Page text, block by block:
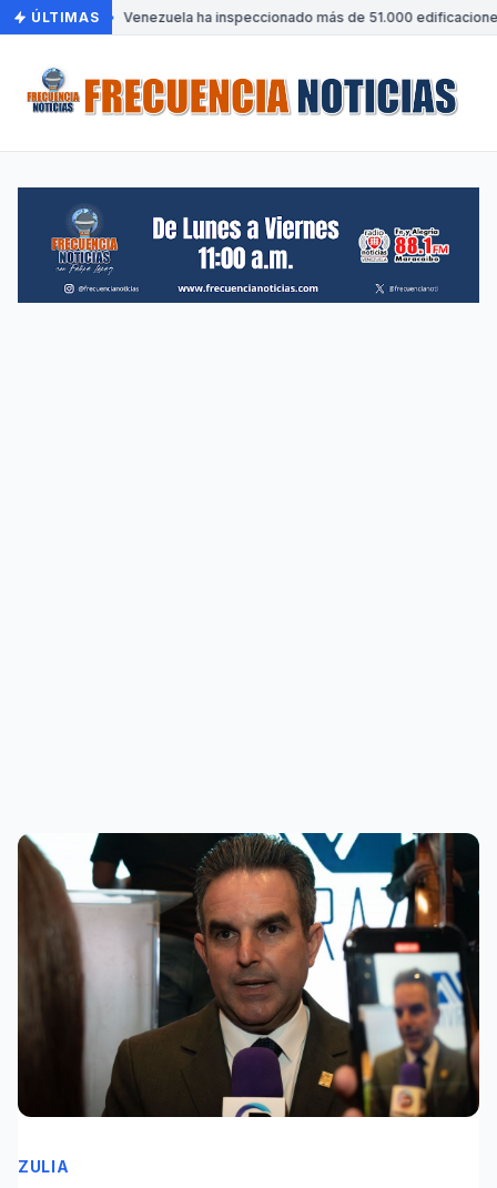
ÚLTIMAS Venezuela ha inspeccionado más de 51.000
ZULIA